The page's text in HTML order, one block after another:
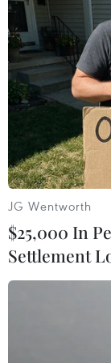
Theo dõi
TIN LIÊN
JG Wentworth
$25,000 In
Settlement